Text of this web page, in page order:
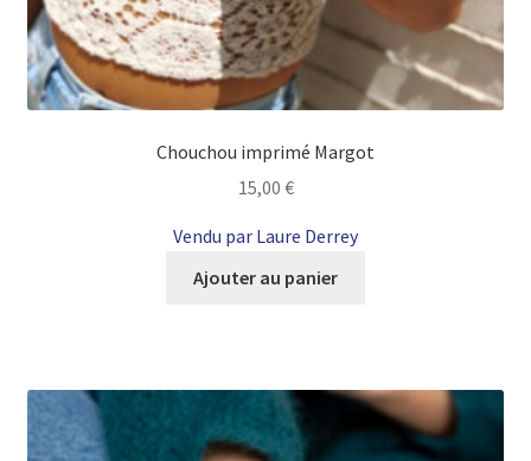
Chouchou imprimé Margot
15,00 €
Vendu par Laure Derrey
Ajouter au panier